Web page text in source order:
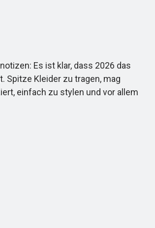
Es ist klar, dass 2026 das
Spitze Kleider zu tragen, mag
einfach zu stylen und vor allem